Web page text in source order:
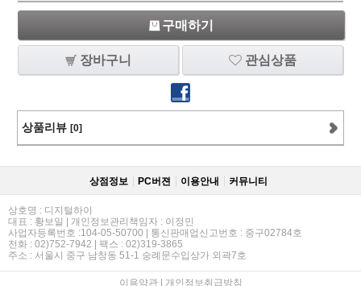
구매하기
장바구니 관심상품
상품리뷰 [0]
상점정보 PC버젼 이용안내 커뮤니티
상호명 : 디지털하이
대표 : 황보일 | 개인정보관리책임자 : 이정민
사업자등록번호 :104-05-50700 | 통신판매업신고번호 : 중구02784호
전화 : 02)752-7942 | 팩스 : 02)319-3865
주소 : 서울시 중구 남창동 51-1 숭례문수입상가 외곽7호
이용약관| 개인정보취급방침